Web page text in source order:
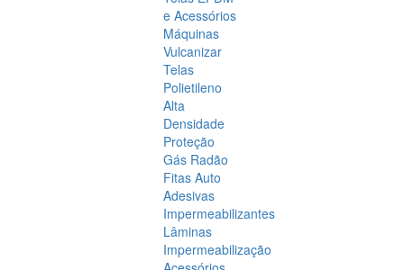
e Acessórios
Máquinas
Vulcanizar
Telas
Polietileno
Alta
Densidade
Proteção
Gás Radão
Fitas Auto
Adesivas
Impermeabilizantes
Lâminas
Impermeabilização